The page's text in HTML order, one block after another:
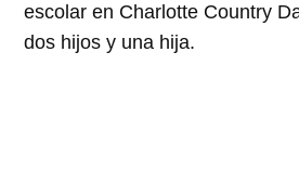
escolar en Charlotte Country
dos hijos y una hija.